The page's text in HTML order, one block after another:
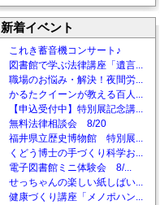
新着イベント
これき蓄音機コンサート♪
図書館で学ぶ法律講座「遺言...
職場のお悩み・解決！夜間労...
かるたクイーンが教える百人...
【申込受付中】特別展記念講...
無料法律相談会 8/20
福井県立歴史博物館 特別展...
くどう博士の手づくり科学お...
電子図書館ミニ体験会 8/...
せっちゃんの楽しい紙しばい...
健康づくり講座「メノポハン...